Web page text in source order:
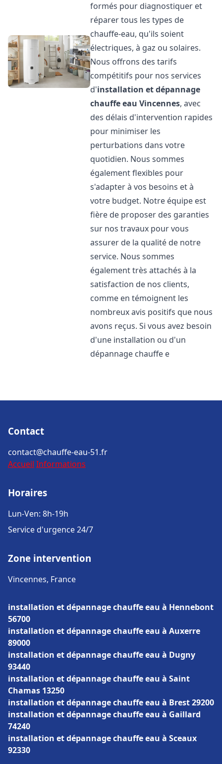
formés pour diagnostiquer et
réparer tous les types de
chauffe-eau, qu'ils soient
électriques, à gaz ou solaires.
Nous offrons des tarifs
compétitifs pour nos services
d'installation et dépannage
chauffe eau Vincennes, avec
des délais d'intervention rapides
pour minimiser les
perturbations dans votre
quotidien. Nous sommes
également flexibles pour
s'adapter à vos besoins et à
votre budget. Notre équipe est
fière de proposer des garanties
sur nos travaux pour vous
assurer de la qualité de notre
service. Nous sommes
également très attachés à la
satisfaction de nos clients,
comme en témoignent les
nombreux avis positifs que nous
avons reçus. Si vous avez besoin
d'une installation ou d'un
dépannage chauffe e
Contact
contact@chauffe-eau-51.fr
Accueil Informations
Horaires
Lun-Ven: 8h-19h
Service d'urgence 24/7
Zone intervention
Vincennes, France
installation et dépannage chauffe eau à Hennebont
56700
installation et dépannage chauffe eau à Auxerre
89000
installation et dépannage chauffe eau à Dugny
93440
installation et dépannage chauffe eau à Saint
Chamas 13250
installation et dépannage chauffe eau à Brest 29200
installation et dépannage chauffe eau à Gaillard
74240
installation et dépannage chauffe eau à Sceaux
92330